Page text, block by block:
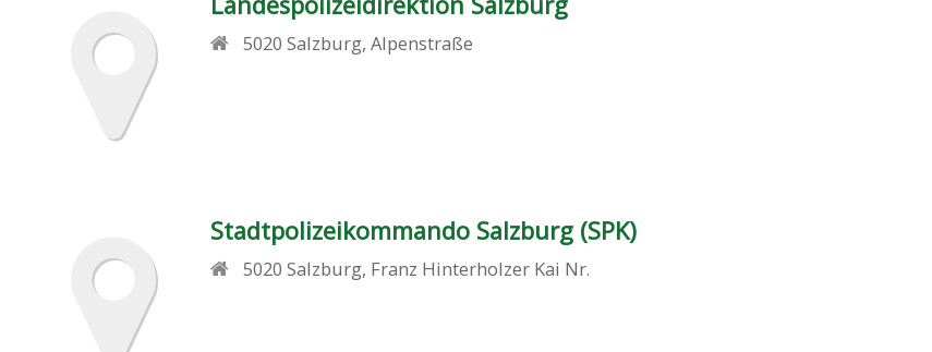
5020 Salzburg,Alpenstraße
Stadtpolizeikommando Salzburg (SPK)
5020 Salzburg, Franz Hinterholzer Kai Nr.